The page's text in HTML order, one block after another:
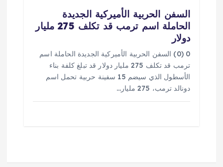
السفن الحربية الأميركية الجديدة
الحاملة اسم ترمب قد تكلف 275 مليار
دولار
0 (0) السفن الحربية الأميركية الجديدة الحاملة اسم
ترمب قد تكلف 275 مليار دولار قد تبلغ كلفة بناء
الأسطول الذي سيضم 15 سفينة حربية تحمل اسم
دونالد ترمب، 275 مليار…